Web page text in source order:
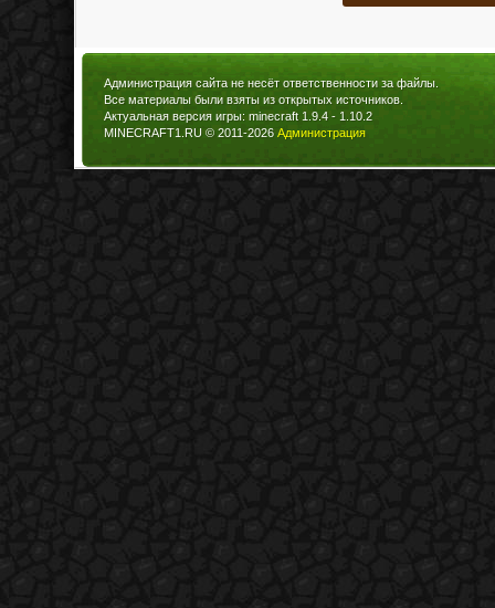
Администрация сайта не несёт ответственности за файлы.
Все материалы были взяты из открытых источников.
Актуальная версия игры: minecraft 1.9.4 - 1.10.2
MINECRAFT1.RU © 2011-2026 Администрация